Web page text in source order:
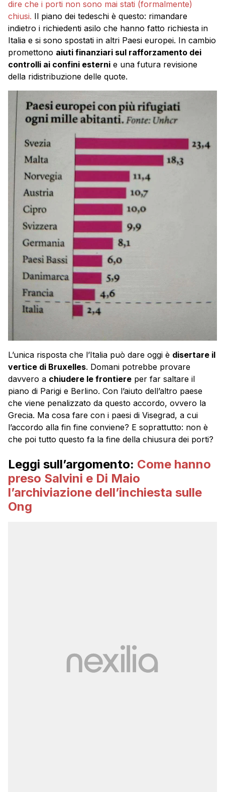
dire che i porti non sono mai stati (formalmente)
chiusi. Il piano dei tedeschi è questo: rimandare
indietro i richiedenti asilo che hanno fatto richiesta in
Italia e si sono spostati in altri Paesi europei. In cambio
promettono aiuti finanziari sul rafforzamento dei
controlli ai confini esterni e una futura revisione
della ridistribuzione delle quote.
L’unica risposta che l’Italia può dare oggi è disertare il
vertice di Bruxelles. Domani potrebbe provare
davvero a chiudere le frontiere per far saltare il
piano di Parigi e Berlino. Con l’aiuto dell’altro paese
che viene penalizzato da questo accordo, ovvero la
Grecia. Ma cosa fare con i paesi di Visegrad, a cui
l’accordo alla fin fine conviene? E soprattutto: non è
che poi tutto questo fa la fine della chiusura dei porti?
Leggi sull’argomento: Come hanno
preso Salvini e Di Maio
l’archiviazione dell’inchiesta sulle
Ong